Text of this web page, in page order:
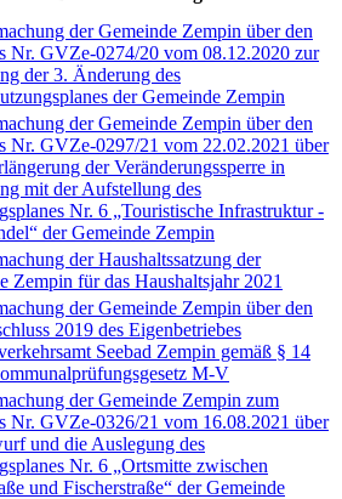
der Gemeinde Zempin über den
Nr. GVZe-0274/20 vom 08.12.2020 zur
der 3. Änderung des
der Gemeinde Zempin
der Gemeinde Zempin über den
Nr. GVZe-0297/21 vom 22.02.2021 über
der Veränderungssperre in
mit der Aufstellung des
Nr. 6 „Touristische Infrastruktur -
der Gemeinde Zempin
der Haushaltssatzung der
Zempin für das Haushaltsjahr 2021
der Gemeinde Zempin über den
2019 des Eigenbetriebes
Seebad Zempin gemäß § 14
M-V
der Gemeinde Zempin zum
Nr. GVZe-0326/21 vom 16.08.2021 über
und die Auslegung des
Nr. 6 „Ortsmitte zwischen
und Fischerstraße“ der Gemeinde